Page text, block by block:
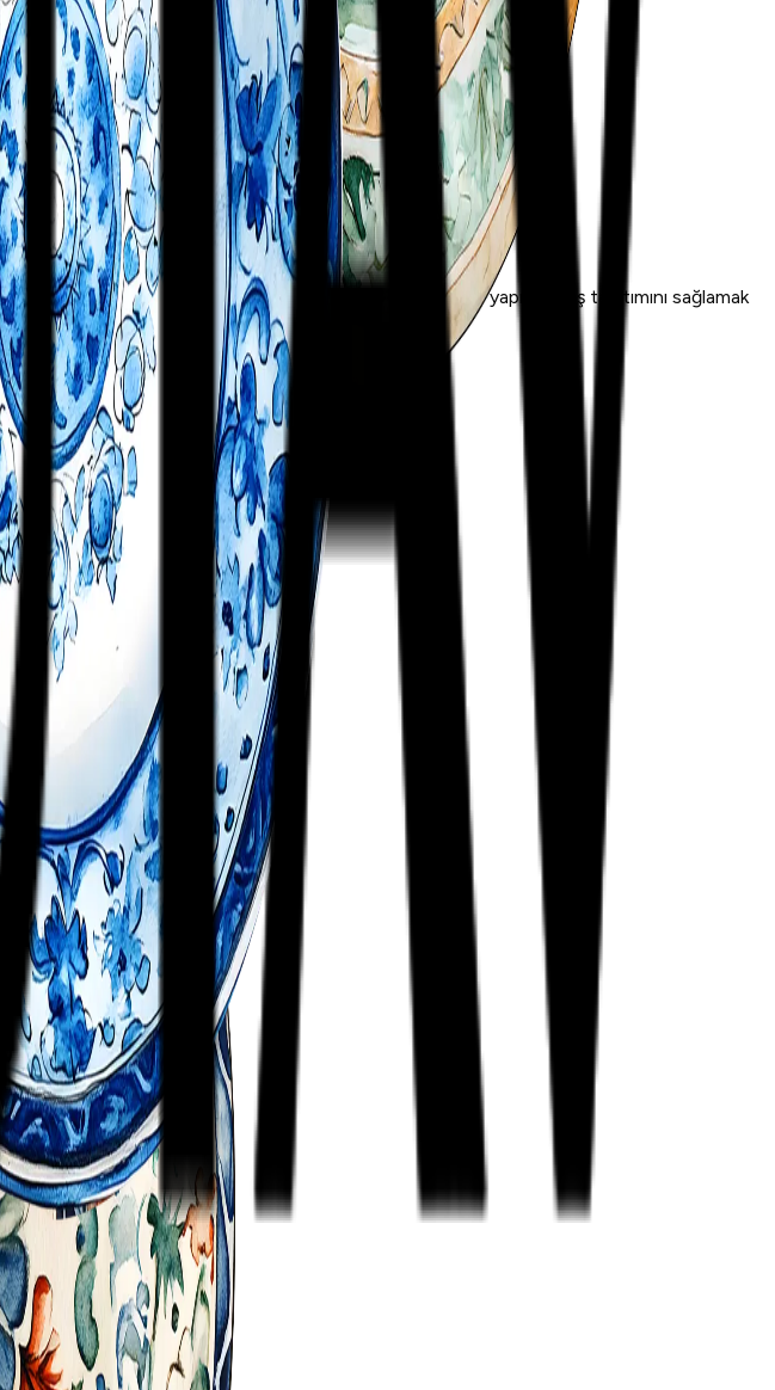
turistik, ticari ve sinai bilimsel sahalarda çalışmalar yapmak, dış tanıtımını sağlamak
ilke ve inkılaplarına bağlı bir vakıftır.